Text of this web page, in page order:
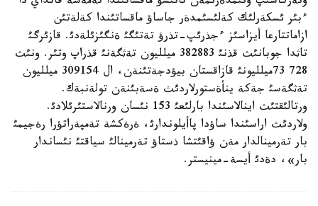
ءبئر ئسكةرلئك كةلئسئمدةر جاساؤ ماقساتئندا كةلةتئن
ازاماتتارعا أيزاسئز ءجذرئپ-تذرؤ تةتئگئ ةنگئزئلةدئ. قازئرگئ
تاثدا جوبانئث قذنئ 382883 ميلليون تةثگةنئ قذراپ وتئر. ونئث
728 73ميلليونئ قازاقستان بيؤدجةتئنةن، ال 309154 ميلليون
تةثگةسئ جةكة ينأةستورلاردئث ةسةبئنةن تولةنبةك.
ورتالئقتئث اينالاسئندا بارلئعئ 153 نئسان ورنالاستئرئلادئ.
ولاردئث اراسئندا ساؤدا پاأيلوندارئ، ةرةكشة تةمپةراتؤرا رةجيمئ
بار تةرمينالدار مةن ؤاقئتشا ذستاؤ تةرمينالئ سياقتئ نئساندار
بار»، دةدئ أيسة-مينيستر.